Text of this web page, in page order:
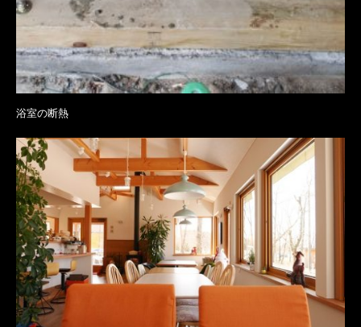
浴室の断熱